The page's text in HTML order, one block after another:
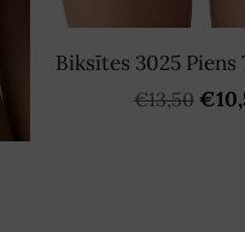
Biksītes 3025 Piens
€13,50